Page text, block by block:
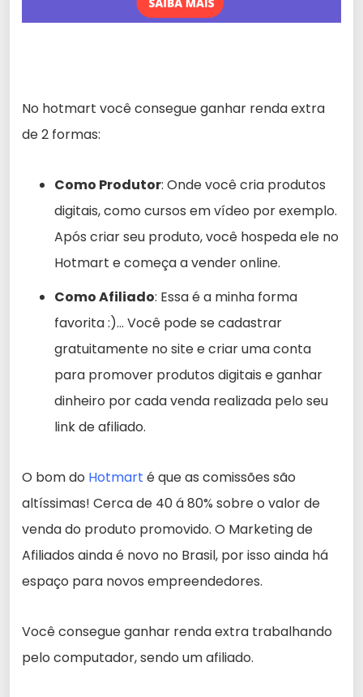
No hotmart você consegue ganhar renda extra
de 2 formas:
Como Produtor: Onde você cria produtos
digitais, como cursos em vídeo por exemplo.
Após criar seu produto, você hospeda ele no
Hotmart e começa a vender online.
Como Afiliado: Essa é a minha forma
favorita :)… Você pode se cadastrar
gratuitamente no site e criar uma conta
para promover produtos digitais e ganhar
dinheiro por cada venda realizada pelo seu
link de afiliado.
O bom do Hotmart é que as comissões são
altíssimas! Cerca de 40 á 80% sobre o valor de
venda do produto promovido. O Marketing de
Afiliados ainda é novo no Brasil, por isso ainda há
espaço para novos empreendedores.
Você consegue ganhar renda extra trabalhando
pelo computador, sendo um afiliado.